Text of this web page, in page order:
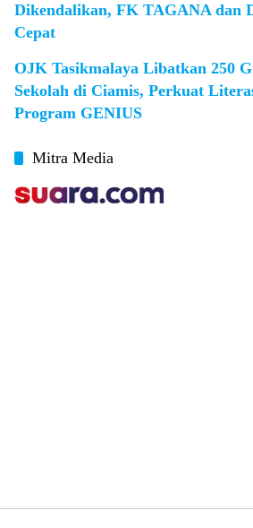
Dikendalikan, FK TAGANA dan
Cepat
OJK Tasikmalaya Libatkan 250
Sekolah di Ciamis, Perkuat
Program GENIUS
Mitra Media